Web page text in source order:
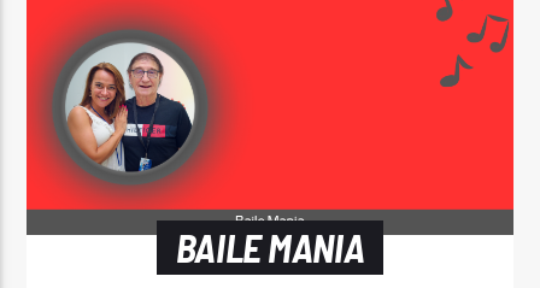
BAILE MANIA